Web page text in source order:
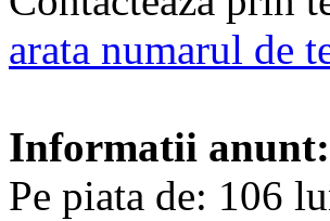
arata numarul de
Informatii anunt:
Pe piata de: 106